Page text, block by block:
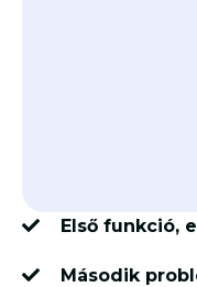
Első funkció,
Második